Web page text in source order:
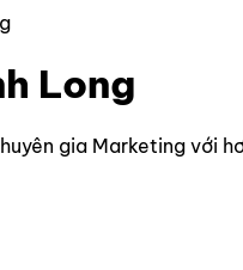
Long
gia Marketing với